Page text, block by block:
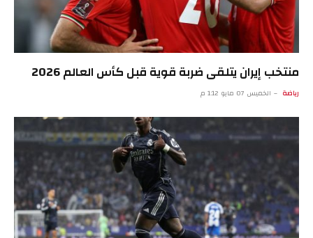
منتخب إيران يتلقى ضربة قوية قبل كأس العالم 2026
رياضة الخميس 07 مايو 1:12 م